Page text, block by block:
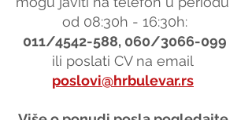
od 08:30h - 16:30h:
011/4542-588, 060/3066-099
ili poslati CV na email
poslovi@hrbulevar.rs